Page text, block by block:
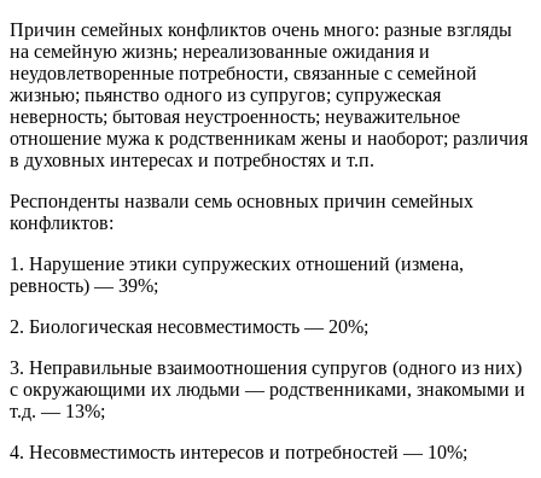
Причин семейных конфликтов очень много: разные взгляды
на семейную жизнь; нереализованные ожидания и
неудовлетворенные потребности, связанные с семейной
жизнью; пьянство одного из супругов; супружеская
неверность; бытовая неустроенность; неуважительное
отношение мужа к родственникам жены и наоборот; различия
в духовных интересах и потребностях и т.п.
Респонденты назвали семь основных причин семейных
конфликтов:
1. Нарушение этики супружеских отношений (измена,
ревность) — 39%;
2. Биологическая несовместимость — 20%;
3. Неправильные взаимоотношения супругов (одного из них)
с окружающими их людьми — родственниками, знакомыми и
т.д. — 13%;
4. Несовместимость интересов и потребностей — 10%;